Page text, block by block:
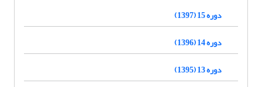
دوره 15 (1397)
دوره 14 (1396)
دوره 13 (1395)